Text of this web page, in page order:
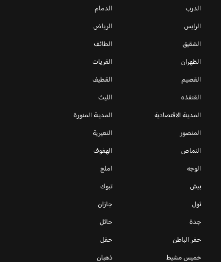
الدرب
الدمام
الرايس
الرياض
الشقيق
الطائف
الظهران
القريات
القصيم
القطيف
القنفذه
الليث
المدينة الاقتصادية
المدينة المنورة
المنصور
النعيرية
النماص
الهفوف
الوجه
املج
بيش
تبوك
ثول
جازان
جدة
حائل
حفر الباطن
حقل
خميس مشيط
ذهبان